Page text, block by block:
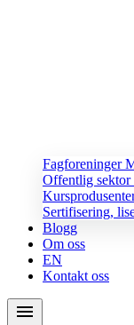
Fagforeninger
Offentlig sektor
Sertifisering,
Blogg
Om oss
EN
Kontakt oss
menu